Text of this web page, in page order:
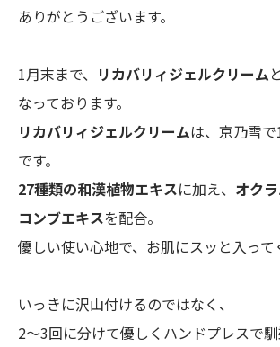
ありがとうございます。
1月末まで、 リカバリィジェルクリーム
なっております。
リカバリィジェルクリームは、京乃雪
です。
27種類の和漢植物エキスに加え、 オク
コンブエキスを配合。
優しい使い心地で、お肌にスッと入って
いっきに沢山付けるのではなく、
2～3回に分けて優しくハンドプレスで